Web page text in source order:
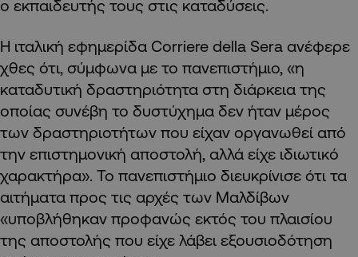
ο εκπαιδευτής τους στις καταδύσεις.
Η ιταλική εφημερίδα Corriere della Sera ανέφερε
χθες ότι, σύμφωνα με το πανεπιστήμιο, «η
καταδυτική δραστηριότητα στη διάρκεια της
οποίας συνέβη το δυστύχημα δεν ήταν μέρος
των δραστηριοτήτων που είχαν οργανωθεί από
την επιστημονική αποστολή, αλλά είχε ιδιωτικό
χαρακτήρα». Το πανεπιστήμιο διευκρίνισε ότι τα
αιτήματα προς τις αρχές των Μαλδίβων
«υποβλήθηκαν προφανώς εκτός του πλαισίου
της αποστολής που είχε λάβει εξουσιοδότηση